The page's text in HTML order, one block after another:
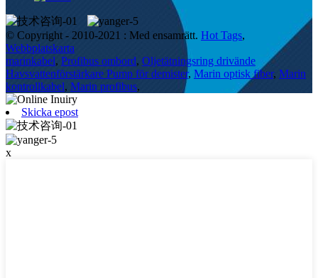
© Copyright - 2010-2021 : Med ensamrätt. Hot Tags,
Webbplatskarta
marinkabel, Profibus ombord, Oljetätningsring drivände
Havsvattenförstärkare Pump för demister, Marin optisk fiber, Marin
kontrollkabel, Marin profibus,
Skicka epost
x